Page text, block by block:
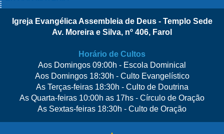
Igreja Evangélica Assembleia de Deus - Templo Sede
Av. Moreira e Silva, nº 406, Farol
Horário de Cultos
Aos Domingos 09:00h - Escola Dominical
Aos Domingos 18:30h - Culto Evangelístico
As Terças-feiras 18:30h - Culto de Doutrina
As Quarta-feiras 10:00h as 17hs - Círculo de Oração
As Sextas-feiras 18:30h - Culto de Oração